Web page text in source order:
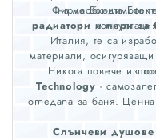
на необходимото
Фирма Бонита
радиатори и лири за
Италия, те са
материали,
Никога повече
Technology -
огледала за баня.
Слънчеви